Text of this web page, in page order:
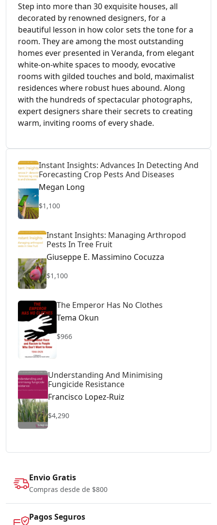
Step into more than 30 exquisite houses, all
decorated by renowned designers, for a
beautiful lesson in how color sets the tone for a
room. They are among the most outstanding
homes ever presented in Veranda, from elegant
white-on-white spaces to moody, evocative
rooms with gilded touches and bold, maximalist
residences where robust hues abound. Along
with the hundreds of spectacular photographs,
expert designers share their secrets to creating
warm, inviting rooms of every shade.
Instant Insights: Advances In Detecting And
Forecasting Crop Pests And Diseases
Megan Long
$1,100
Instant Insights: Managing Arthropod
Pests In Tree Fruit
Giuseppe E. Massimino Cocuzza
$1,100
The Emperor Has No Clothes
Tema Okun
$966
Understanding And Minimising
Fungicide Resistance
Francisco Lopez-Ruiz
$4,290
Envio Gratis
Compras desde de $800
Pagos Seguros